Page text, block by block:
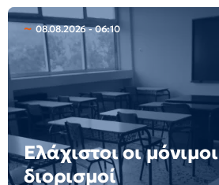
08.08.2026 - 06:10
Ελάχιστοι οι μόνιμοι
διορισμοί